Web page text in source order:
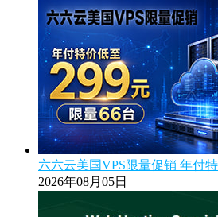
六六云美国VPS限量促销 年付
2026年08月05日